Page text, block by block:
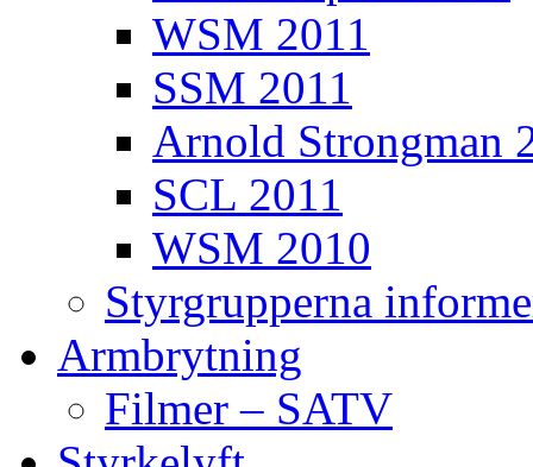
WSM 2011
SSM 2011
Arnold Strongman
SCL 2011
WSM 2010
Styrgrupperna
Armbrytning
Filmer – SATV